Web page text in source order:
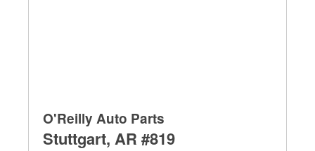
O'Reilly Auto Parts
Stuttgart, AR #819